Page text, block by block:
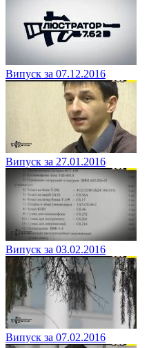
Випуск за 07.12.2016
Випуск за 27.01.2016
Випуск за 03.02.2016
Випуск за 07.02.2016